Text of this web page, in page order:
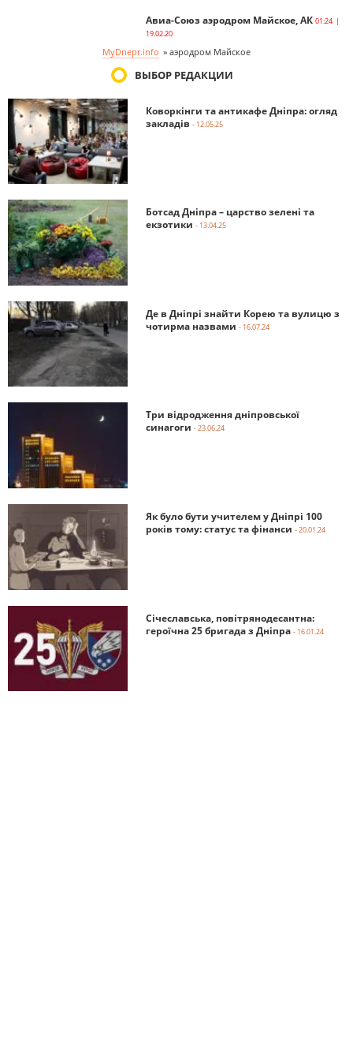
Авиа-Союз аэродром Майское, АК 01:24 |
19.02.20
MyDnepr.info » аэродром Майское
ВЫБОР РЕДАКЦИИ
Коворкінги та антикафе Дніпра: огляд
закладів - 12.05.25
Ботсад Дніпра – царство зелені та
екзотики - 13.04.25
Де в Дніпрі знайти Корею та вулицю з
чотирма назвами - 16.07.24
Три відродження дніпровської
синагоги - 23.06.24
Як було бути учителем у Дніпрі 100
років тому: статус та фінанси - 20.01.24
Січеславська, повітрянодесантна:
героїчна 25 бригада з Дніпра - 16.01.24